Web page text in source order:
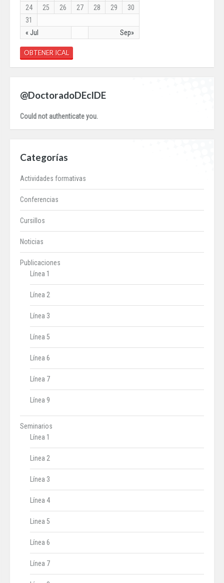
« Jul Sep»
24
25 26 27 28 29
30
31
OBTENER ICAL
@DoctoradoDEcIDE
Could not authenticate you.
Categorías
Actividades formativas
Conferencias
Cursillos
Noticias
Publicaciones
Línea 1
Línea 2
Línea 3
Línea 5
Línea 6
Línea 7
Línea 9
Seminarios
Línea 1
Linea 2
Línea 3
Línea 4
Linea 5
Línea 6
Línea 7